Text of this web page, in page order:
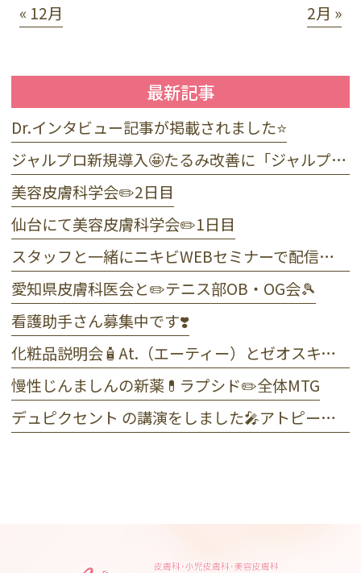
« 12月 2月 »
最新記事
Dr.インタビュー記事が掲載されました⭐️
ジャルプロ新規導入🤩たるみ改善に「ジャルプロ・スーパーハイドロ」💉目元のくま・小じわに「ジャルプロヤングアイ」👀
美容皮膚科学会✏️2日目
仙台にて美容皮膚科学会✏️1日目
スタッフと一緒にニキビWEBセミナーで配信しました☺️
愛知県皮膚科医会と✏️テニス部OB・OG会🎾
看護助手さん募集中です❣️
化粧品説明会🧴At.（エーティー）とゼオスキンヘルス
慢性じんましんの新薬💊ラプシド✏️全体MTG
デュピクセント の講演をしました🎤アトピー性皮膚炎